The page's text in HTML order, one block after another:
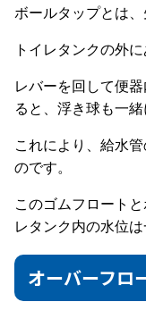
ボールタップとは、
トイレタンクの外
レバーを回して便
ると、浮き球も一緒
これにより、給水
のです。
このゴムフロート
レタンク内の水位
オーバーフロ